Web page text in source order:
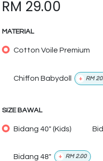
RM 29.00
MATERIAL
Cotton Voile Premium
Chiffon Babydoll + RM
SIZE BAWAL
Bidang 40" (Kids)
Bidang 48" + RM2.00